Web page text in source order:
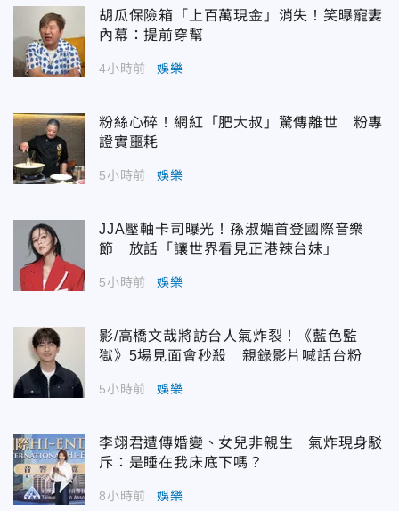
胡瓜保險箱「上百萬現金」消失！笑曝寵妻
內幕：提前穿幫
4小時前 娛樂
粉絲心碎！網紅「肥大叔」驚傳離世 粉專
證實噩耗
5小時前 娛樂
JJA壓軸卡司曝光！孫淑媚首登國際音樂
節 放話「讓世界看見正港辣台妹」
5小時前 娛樂
影/高橋文哉將訪台人氣炸裂！《藍色監
獄》5場見面會秒殺 親錄影片喊話台粉
5小時前 娛樂
李翊君遭傳婚變、女兒非親生 氣炸現身駁
斥：是睡在我床底下嗎？
8小時前 娛樂